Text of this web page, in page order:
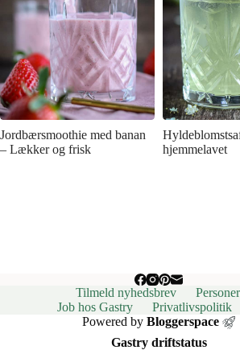
Jordbærsmoothie med banan
– Lækker og frisk
hjemmelavet
Tilmeld nyhedsbrev
Job hos Gastry
Privatlivspolitik
Powered byBloggerspace
Gastry driftstatus